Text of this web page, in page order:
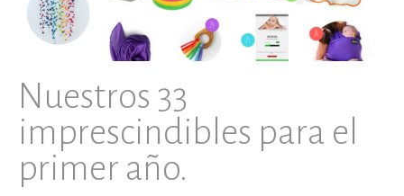
Nuestros 33
imprescindibles para el
primer año.